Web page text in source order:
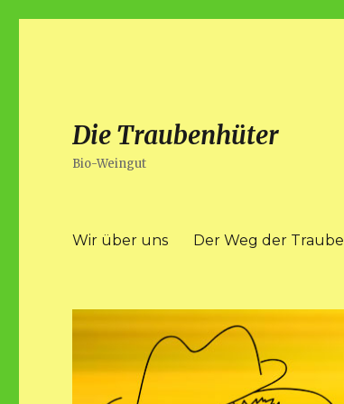
Die Traubenhüter
Bio-Weingut
Wir über uns Der Weg der Traube